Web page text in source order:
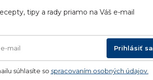
tipy a rady priamo na Váš e-mail
Prihlásiť sa
súhlasíte so spracovaním osobných údajov.